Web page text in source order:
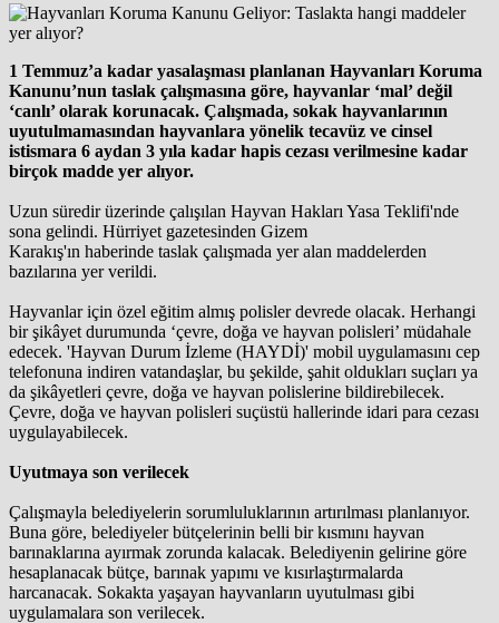
1 Temmuz’a kadar yasalaşması planlanan Hayvanları Koruma
Kanunu’nun taslak çalışmasına göre, hayvanlar ‘mal’ değil
‘canlı’ olarak korunacak. Çalışmada, sokak hayvanlarının
uyutulmamasından hayvanlara yönelik tecavüz ve cinsel
istismara 6 aydan 3 yıla kadar hapis cezası verilmesine kadar
birçok madde yer alıyor.
Uzun süredir üzerinde çalışılan Hayvan Hakları Yasa Teklifi'nde
sona gelindi. Hürriyet gazetesinden Gizem
Karakış'ın haberinde taslak çalışmada yer alan maddelerden
bazılarına yer verildi.
Hayvanlar için özel eğitim almış polisler devrede olacak. Herhangi
bir şikâyet durumunda ‘çevre, doğa ve hayvan polisleri’ müdahale
edecek. 'Hayvan Durum İzleme (HAYDİ)' mobil uygulamasını cep
telefonuna indiren vatandaşlar, bu şekilde, şahit oldukları suçları ya
da şikâyetleri çevre, doğa ve hayvan polislerine bildirebilecek.
Çevre, doğa ve hayvan polisleri suçüstü hallerinde idari para cezası
uygulayabilecek.
Uyutmaya son verilecek
Çalışmayla belediyelerin sorumluluklarının artırılması planlanıyor.
Buna göre, belediyeler bütçelerinin belli bir kısmını hayvan
barınaklarına ayırmak zorunda kalacak. Belediyenin gelirine göre
hesaplanacak bütçe, barınak yapımı ve kısırlaştırmalarda
harcanacak. Sokakta yaşayan hayvanların uyutulması gibi
uygulamalara son verilecek.